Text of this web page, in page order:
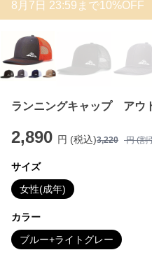
8 月 7 日 23:59まで10%OFF
ランニングキャップ アウ
2,890 円 (税込)3,220 円 (割
サイズ
女性(成年)
カラー
ブルー+ライトグレー